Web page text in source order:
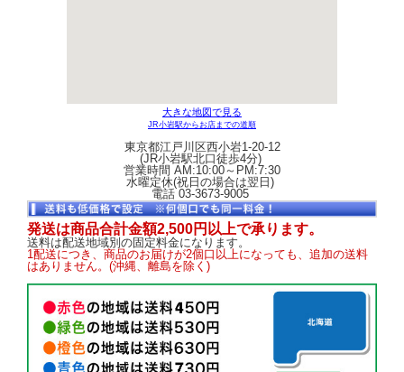
大きな地図で見る
JR小岩駅からお店までの道順
東京都江戸川区西小岩1-20-12
(JR小岩駅北口徒歩4分)
営業時間 AM:10:00～PM:7:30
水曜定休(祝日の場合は翌日)
電話 03-3673-9005
発送は商品合計金額2,500円以上で承ります。
送料は配送地域別の固定料金になります。
1配送につき、商品のお届けが2個口以上になっても、追加の送料
はありません。(沖縄、離島を除く)